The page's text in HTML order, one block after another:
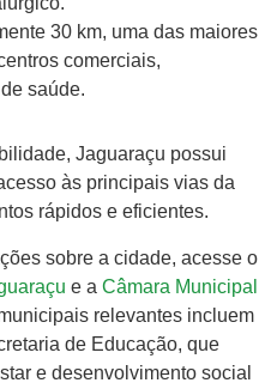
30 km, uma das maiores
comerciais,
saúde.
Jaguaraçu possui
às principais vias da
rápidos e eficientes.
sobre a cidade, acesse o
e a Câmara Municipal
relevantes incluem
de Educação, que
e desenvolvimento social